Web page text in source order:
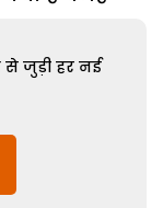
जुड़ी हर नई